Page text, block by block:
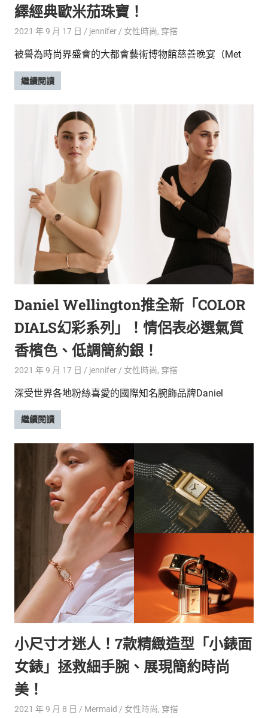
和
CBOOK
一
找
到
專
繹經典歐米茄珠寶！
2021 年 9 月 17 日 jennifer 女性時尚, 穿搭
被譽為時尚界盛會的大都會藝術博物館慈善晚宴（Met
繼續閱讀
Daniel Wellington推全新「COLOR
DIALS幻彩系列」！情侶表必選氣質
香檳色、低調簡約銀！
2021 年 9 月 17 日 jennifer 女性時尚, 穿搭
深受世界各地粉絲喜愛的國際知名腕飾品牌Daniel
繼續閱讀
小尺寸才迷人！7款精緻造型「小錶面
女錶」拯救細手腕、展現簡約時尚
美！
2021 年 9 月 8 日 Mermaid 女性時尚, 穿搭